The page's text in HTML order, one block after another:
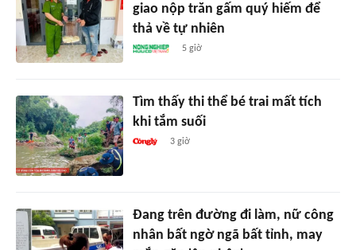
giao nộp trăn gấm quý hiếm để
thả về tự nhiên
5 giờ
Tìm thấy thi thể bé trai mất tích
khi tắm suối
3 giờ
Đang trên đường đi làm, nữ công
nhân bất ngờ ngã bất tỉnh, may